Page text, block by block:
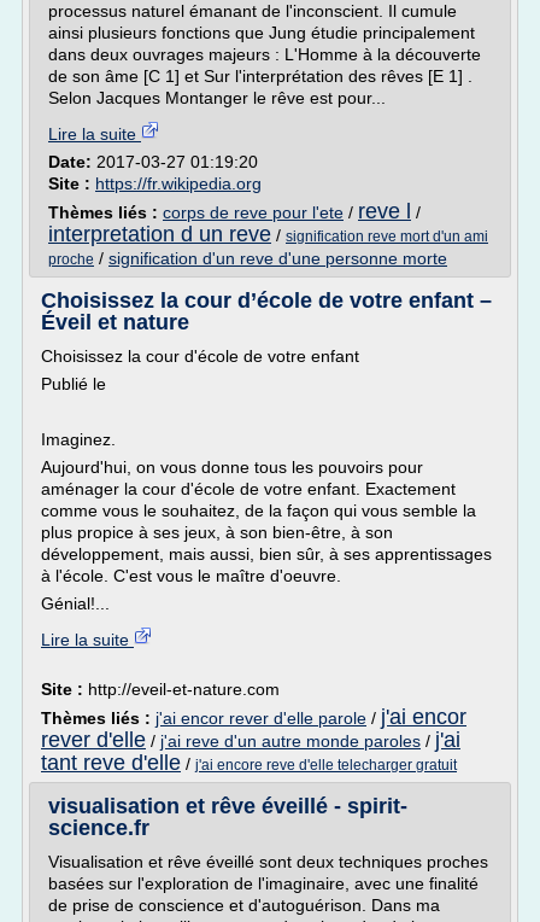
processus naturel émanant de l'inconscient. Il cumule
ainsi plusieurs fonctions que Jung étudie principalement
dans deux ouvrages majeurs : L'Homme à la découverte
de son âme [C 1] et Sur l'interprétation des rêves [E 1] .
Selon Jacques Montanger le rêve est pour...
Lire la suite
Date: 2017-03-27 01:19:20
Site : https://fr.wikipedia.org
Thèmes liés : corps de reve pour l'ete / reve l /
interpretation d un reve / signification reve mort d'un ami
proche / signification d'un reve d'une personne morte
Choisissez la cour d’école de votre enfant –
Éveil et nature
Choisissez la cour d'école de votre enfant
Publié le
Imaginez.
Aujourd'hui, on vous donne tous les pouvoirs pour
aménager la cour d'école de votre enfant. Exactement
comme vous le souhaitez, de la façon qui vous semble la
plus propice à ses jeux, à son bien-être, à son
développement, mais aussi, bien sûr, à ses apprentissages
à l'école. C'est vous le maître d'oeuvre.
Génial!...
Lire la suite
Site : http://eveil-et-nature.com
Thèmes liés : j'ai encor rever d'elle parole / j'ai encor
rever d'elle / j'ai reve d'un autre monde paroles / j'ai
tant reve d'elle / j'ai encore reve d'elle telecharger gratuit
visualisation et rêve éveillé - spirit-
science.fr
Visualisation et rêve éveillé sont deux techniques proches
basées sur l'exploration de l'imaginaire, avec une finalité
de prise de conscience et d'autoguérison. Dans ma